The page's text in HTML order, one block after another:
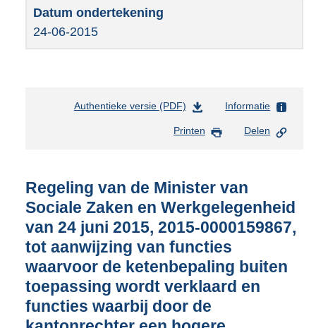
24-06-2015
Authentieke versie (PDF)
s
d
s
g
o
o
t
Informatie
Printen Delen
Regeling van de Minister van
Sociale Zaken en Werkgelegenheid
van 24 juni 2015, 2015-0000159867,
tot aanwijzing van functies
waarvoor de ketenbepaling buiten
toepassing wordt verklaard en
functies waarbij door de